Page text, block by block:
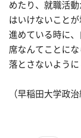
めたり、就職活
はいけないこと
進めている時に
席なんてことに
落とさないように
（早稲田大学政